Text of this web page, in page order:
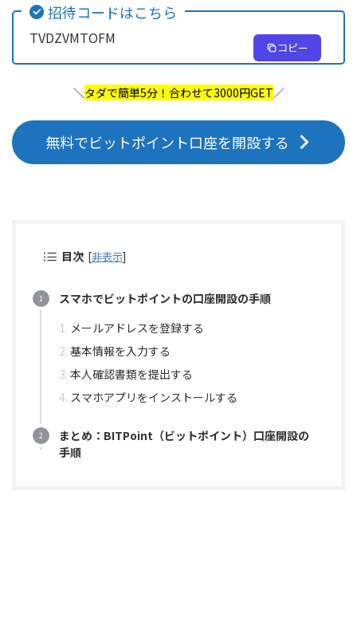
招待コードはこちら
TVDZVMTOFM
コピー
＼タダで簡単5分！合わせて3000円GET／
無料でビットポイント口座を開設する
目次 [非表示]
スマホでビットポイントの口座開設の手順
メールアドレスを登録する
基本情報を入力する
本人確認書類を提出する
スマホアプリをインストールする
まとめ：BITPoint（ビットポイント）口座開設の
手順